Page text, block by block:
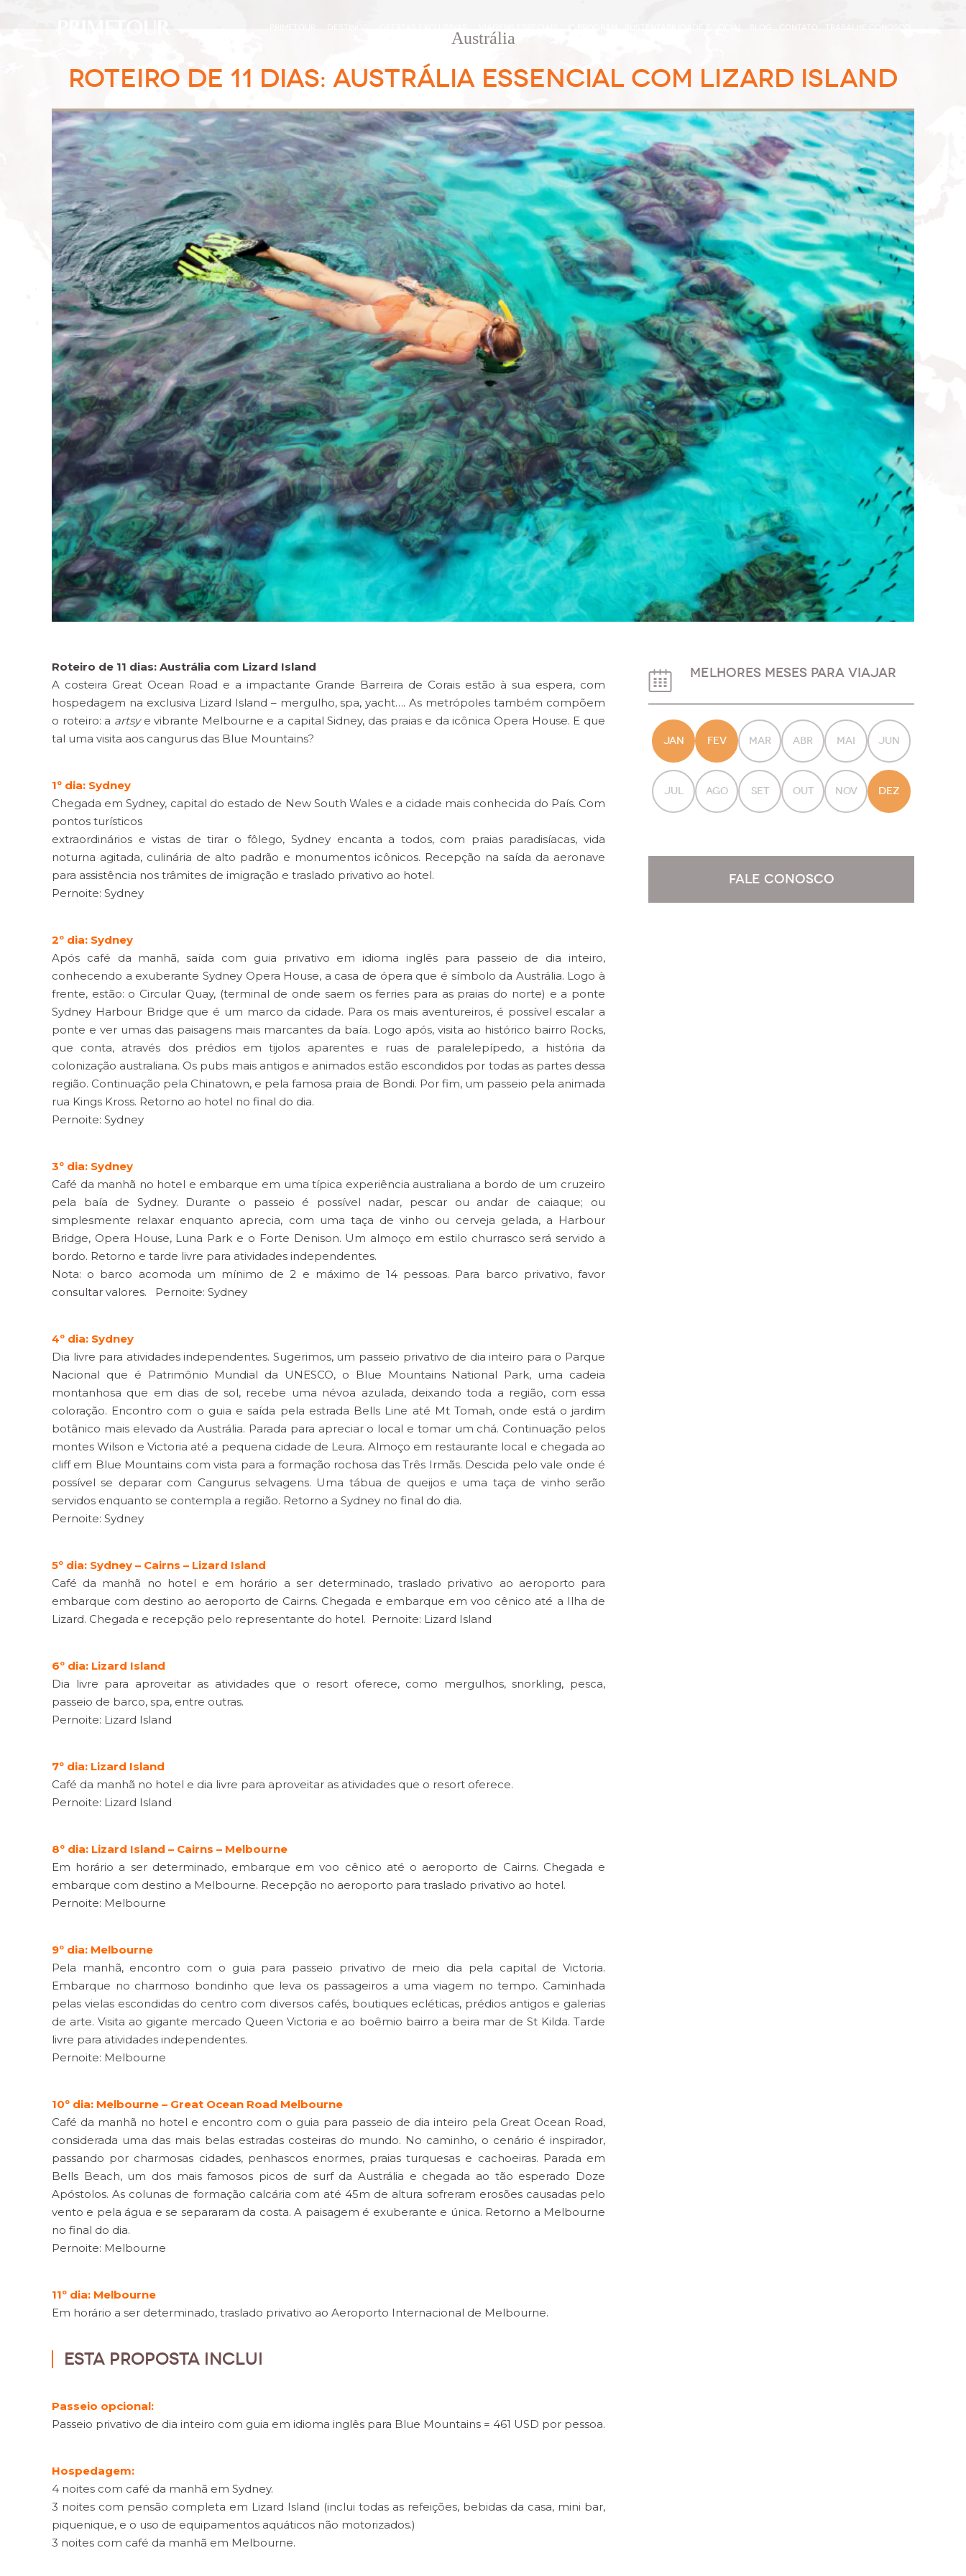
Austrália
ROTEIRO DE 11 DIAS: AUSTRÁLIA ESSENCIAL COM LIZARD ISLAND
Roteiro de 11 dias: Austrália com Lizard Island
A costeira Great Ocean Road e a impactante Grande Barreira de Corais estão à sua espera, com
hospedagem na exclusiva Lizard Island – mergulho, spa, yacht…. As metrópoles também compõem
o roteiro: a artsye vibrante Melbourne e a capital Sidney, das praias e da icônica Opera House. E que
tal uma visita aos cangurus das Blue Mountains?
1º dia: Sydney
Chegada em Sydney, capital do estado de New South Wales e a cidade mais conhecida do País. Com
pontos turísticos
extraordinários e vistas de tirar o fôlego, Sydney encanta a todos, com praias paradisíacas, vida
noturna agitada, culinária de alto padrão e monumentos icônicos. Recepção na saída da aeronave
para assistência nos trâmites de imigração e traslado privativo ao hotel.
Pernoite: Sydney
2º dia: Sydney
Após café da manhã, saída com guia privativo em idioma inglês para passeio de dia inteiro,
conhecendo a exuberante Sydney Opera House, a casa de ópera que é símbolo da Austrália. Logo à
frente, estão: o Circular Quay, (terminal de onde saem os ferries para as praias do norte) e a ponte
Sydney Harbour Bridge que é um marco da cidade. Para os mais aventureiros, é possível escalar a
ponte e ver umas das paisagens mais marcantes da baía. Logo após, visita ao histórico bairro Rocks,
que conta, através dos prédios em tijolos aparentes e ruas de paralelepípedo, a história da
colonização australiana. Os pubs mais antigos e animados estão escondidos por todas as partes dessa
região. Continuação pela Chinatown, e pela famosa praia de Bondi. Por fim, um passeio pela animada
rua Kings Kross. Retorno ao hotel no final do dia.
Pernoite: Sydney
3º dia: Sydney
Café da manhã no hotel e embarque em uma típica experiência australiana a bordo de um cruzeiro
pela baía de Sydney. Durante o passeio é possível nadar, pescar ou andar de caiaque; ou
simplesmente relaxar enquanto aprecia, com uma taça de vinho ou cerveja gelada, a Harbour
Bridge, Opera House, Luna Park e o Forte Denison. Um almoço em estilo churrasco será servido a
bordo. Retorno e tarde livre para atividades independentes.
Nota: o barco acomoda um mínimo de 2 e máximo de 14 pessoas. Para barco privativo, favor
consultar valores. Pernoite: Sydney
4º dia: Sydney
Dia livre para atividades independentes. Sugerimos, um passeio privativo de dia inteiro para o Parque
Nacional que é Patrimônio Mundial da UNESCO, o Blue Mountains National Park, uma cadeia
montanhosa que em dias de sol, recebe uma névoa azulada, deixando toda a região, com essa
coloração. Encontro com o guia e saída pela estrada Bells Line até Mt Tomah, onde está o jardim
botânico mais elevado da Austrália. Parada para apreciar o local e tomar um chá. Continuação pelos
montes Wilson e Victoria até a pequena cidade de Leura. Almoço em restaurante local e chegada ao
cliff em Blue Mountains com vista para a formação rochosa das Três Irmãs. Descida pelo vale onde é
possível se deparar com Cangurus selvagens. Uma tábua de queijos e uma taça de vinho serão
servidos enquanto se contempla a região. Retorno a Sydney no final do dia.
Pernoite: Sydney
5º dia: Sydney – Cairns – Lizard Island
Café da manhã no hotel e em horário a ser determinado, traslado privativo ao aeroporto para
embarque com destino ao aeroporto de Cairns. Chegada e embarque em voo cênico até a Ilha de
Lizard. Chegada e recepção pelo representante do hotel. Pernoite: Lizard Island
6º dia: Lizard Island
Dia livre para aproveitar as atividades que o resort oferece, como mergulhos, snorkling, pesca,
passeio de barco, spa, entre outras.
Pernoite: Lizard Island
7º dia: Lizard Island
Café da manhã no hotel e dia livre para aproveitar as atividades que o resort oferece.
Pernoite: Lizard Island
8º dia: Lizard Island – Cairns – Melbourne
Em horário a ser determinado, embarque em voo cênico até o aeroporto de Cairns. Chegada e
embarque com destino a Melbourne. Recepção no aeroporto para traslado privativo ao hotel.
Pernoite: Melbourne
9º dia: Melbourne
Pela manhã, encontro com o guia para passeio privativo de meio dia pela capital de Victoria.
Embarque no charmoso bondinho que leva os passageiros a uma viagem no tempo. Caminhada
pelas vielas escondidas do centro com diversos cafés, boutiques ecléticas, prédios antigos e galerias
de arte. Visita ao gigante mercado Queen Victoria e ao boêmio bairro a beira mar de St Kilda. Tarde
livre para atividades independentes.
Pernoite: Melbourne
10º dia: Melbourne – Great Ocean Road Melbourne
Café da manhã no hotel e encontro com o guia para passeio de dia inteiro pela Great Ocean Road,
considerada uma das mais belas estradas costeiras do mundo. No caminho, o cenário é inspirador,
passando por charmosas cidades, penhascos enormes, praias turquesas e cachoeiras. Parada em
Bells Beach, um dos mais famosos picos de surf da Austrália e chegada ao tão esperado Doze
Apóstolos. As colunas de formação calcária com até 45m de altura sofreram erosões causadas pelo
vento e pela água e se separaram da costa. A paisagem é exuberante e única. Retorno a Melbourne
no final do dia.
Pernoite: Melbourne
11º dia: Melbourne
Em horário a ser determinado, traslado privativo ao Aeroporto Internacional de Melbourne.
Esta proposta inclui
Passeio opcional:
Passeio privativo de dia inteiro com guia em idioma inglês para Blue Mountains = 461 USD por pessoa.
Hospedagem:
4 noites com café da manhã em Sydney.
3 noites com pensão completa em Lizard Island (inclui todas as refeições, bebidas da casa, mini bar,
piquenique, e o uso de equipamentos aquáticos não motorizados.)
3 noites com café da manhã em Melbourne.
MELHORES MESES PARA VIAJAR
JAN FEV MAR ABR MAI JUN
JUL AGO SET OUT NOV DEZ
FALE CONOSCO